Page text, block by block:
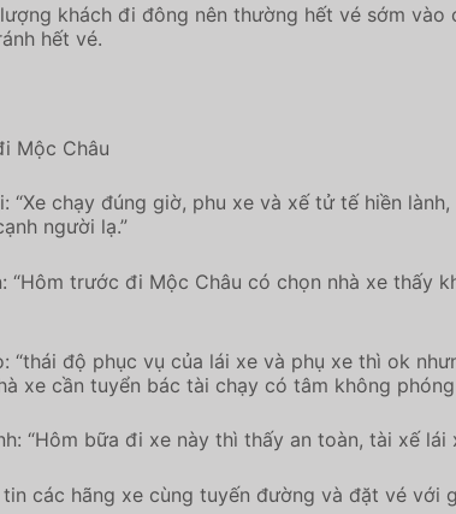
khách đi đông nên thường hết vé sớm
hết vé.
Mộc Châu
“Xe chạy đúng giờ, phu xe và xế tử tế hiền
người lạ.”
“Hôm trước đi Mộc Châu có chọn nhà xe thấy
“thái độ phục vụ của lái xe và phụ xe thì ok
xe cần tuyển bác tài chạy có tâm không
“Hôm bữa đi xe này thì thấy an toàn, tài xế
các hãng xe cùng tuyến đường và đặt vé với